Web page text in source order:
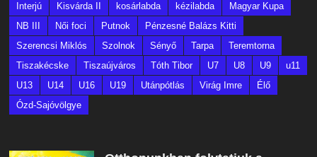
Interjú
Kisvárda II kosárlabda kézilabda
Magyar Kupa
NB III
Női foci Putnok
Pénzesné Balázs Kitti
Szerencsi Miklós
Szolnok Sényő Tarpa
Teremtorna
Tiszakécske
Tiszaújváros Tóth Tibor U7 U8 U9
u11
U13
U14 U16 U19 Utánpótlás Virág Imre
Élő
Ózd-Sajóvölgye